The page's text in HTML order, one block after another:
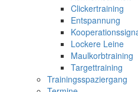
Clickertraining
Entspannung
Lockere Leine
Maulkorbtraining
Targettraining
Trainingsspaziergang